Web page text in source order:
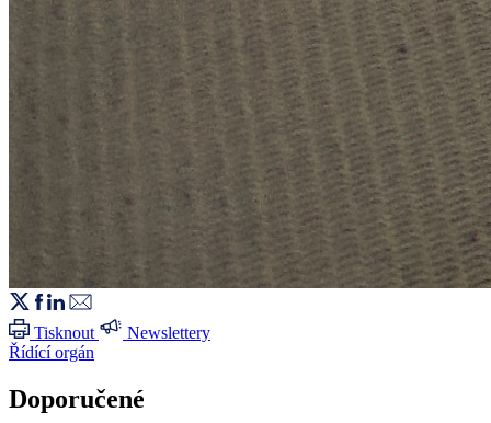
Tisknout
Newslettery
Řídící orgán
Doporučené